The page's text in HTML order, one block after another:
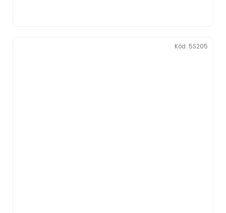
Kód: 5S205